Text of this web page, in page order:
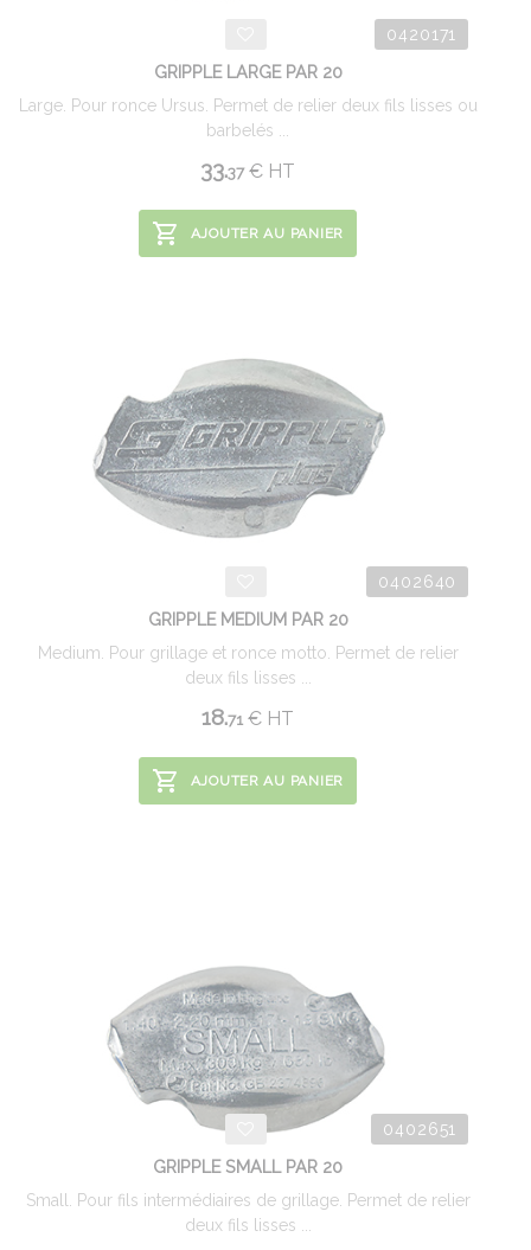
0420171
GRIPPLE LARGE PAR 20
Large. Pour ronce Ursus. Permet de relier deux fils lisses ou
barbelés ...
33.37 € HT
AJOUTER AU PANIER
0402640
GRIPPLE MEDIUM PAR 20
Medium. Pour grillage et ronce motto. Permet de relier
deux fils lisses ...
18.71 € HT
AJOUTER AU PANIER
0402651
GRIPPLE SMALL PAR 20
Small. Pour fils intermédiaires de grillage. Permet de relier
deux fils lisses ...